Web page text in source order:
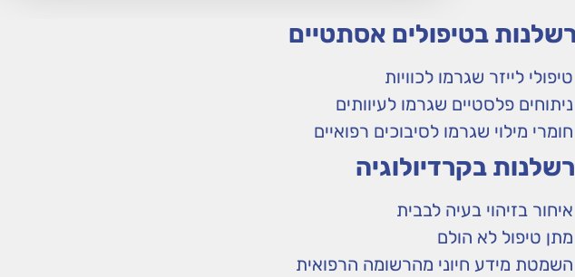
טיפולי לייזר שגרמו לכוויות
ניתוחים פלסטיים שגרמו לעיוותים
חומרי מילוי שגרמו לסיבוכים רפואיים
רשלנות בקרדיולוגיה
איחור בזיהוי בעיה לבבית
מתן טיפול לא הולם
השמטת מידע חיוני מהרשומה הרפואית